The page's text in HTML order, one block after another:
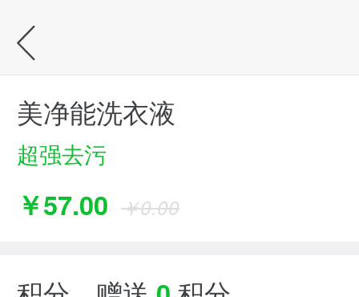
美净能洗衣液
超强去污
￥57.00 ￥0.00